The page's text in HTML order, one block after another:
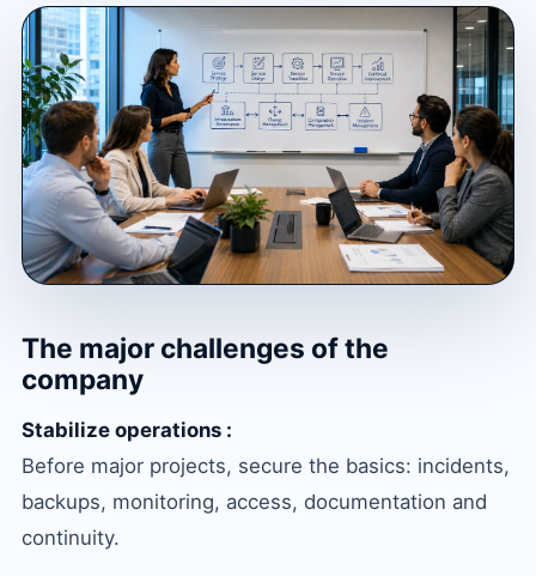
The major challenges of the
company
Stabilize operations :
Before major projects, secure the basics: incidents,
backups, monitoring, access, documentation and
continuity.